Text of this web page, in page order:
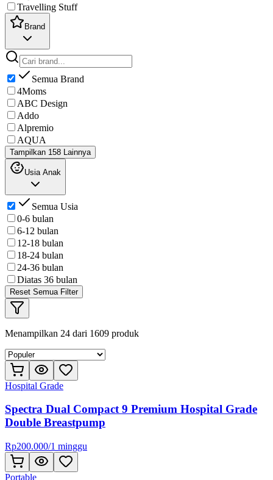
Travelling Stuff
Brand
Semua Brand
4Moms
ABC Design
Addo
Alpremio
AQUA
Tampilkan 158 Lainnya
Usia Anak
Semua Usia
0-6 bulan
6-12 bulan
12-18 bulan
18-24 bulan
24-36 bulan
Diatas 36 bulan
Reset Semua Filter
Menampilkan 24 dari 1609 produk
Hospital Grade
Spectra Dual Compact 9 Premium Hospital Grade
Double Breastpump
Rp200.000/1 minggu
Portable